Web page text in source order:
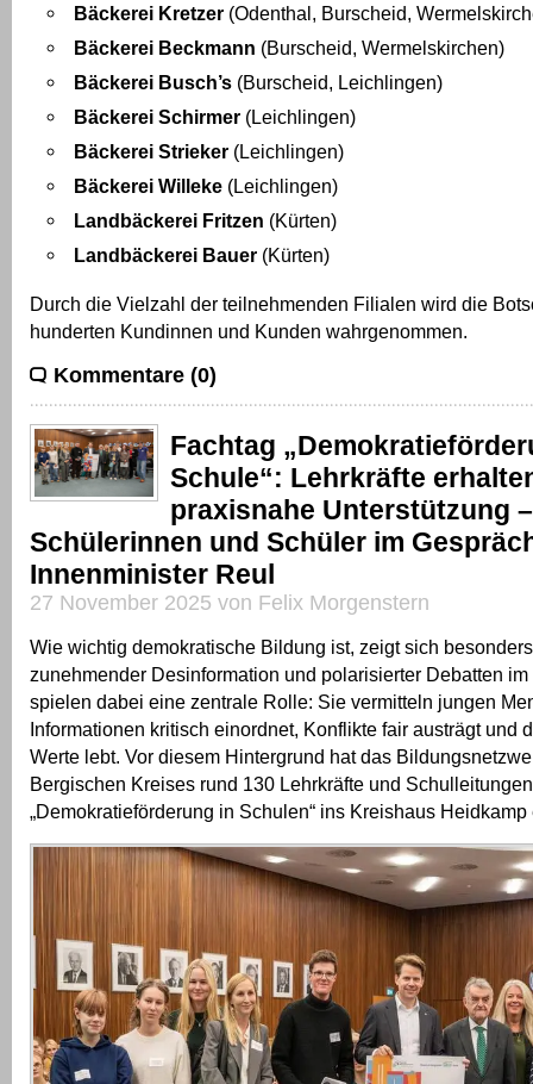
Bäckerei Kretzer (Odenthal, Burscheid,
Bäckerei Beckmann (Burscheid, Wermelskirchen)
Bäckerei Busch’s (Burscheid, Leichlingen)
Bäckerei Schirmer (Leichlingen)
Bäckerei Strieker (Leichlingen)
Bäckerei Willeke (Leichlingen)
Landbäckerei Fritzen (Kürten)
Landbäckerei Bauer (Kürten)
Durch die Vielzahl der teilnehmenden Filialen wird die
hunderten Kundinnen und Kunden wahrgenommen.
Kommentare (0)
Fachtag
Schule“: Lehrkräfte
praxisnahe Unterstützung –
Schülerinnen und Schüler im
Innenminister Reul
27 November 2025 von Felix Morgenstern
Wie wichtig demokratische Bildung ist, zeigt sich
zunehmender Desinformation und polarisierter Debatten
spielen dabei eine zentrale Rolle: Sie vermitteln jungen
Informationen kritisch einordnet, Konflikte fair austrägt und
Werte lebt. Vor diesem Hintergrund hat das
Bergischen Kreises rund 130 Lehrkräfte und
„Demokratieförderung in Schulen“ ins Kreishaus